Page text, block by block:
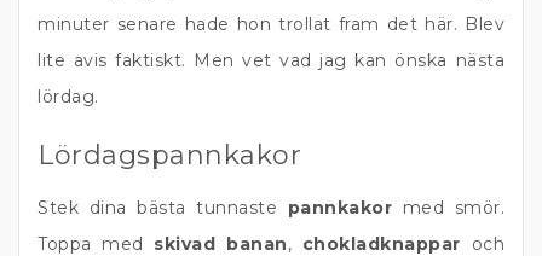
minuter senare hade hon trollat fram det här. Blev
lite avis faktiskt. Men vet vad jag kan önska nästa
lördag.
Lördagspannkakor
Stek dina bästa tunnaste pannkakor med smör.
Toppa med skivad banan, chokladknappar och